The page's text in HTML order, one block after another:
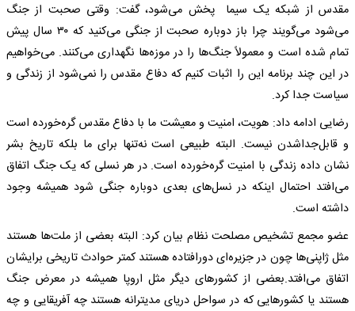
مقدس از شبکه یک سیما پخش می‌شود، گفت: وقتی صحبت از جنگ
می‌شود می‌گویند چرا باز دوباره صحبت از جنگی می‌کنید که ۳۰ سال پیش
تمام شده است و معمولاً جنگ‌ها را در موزه‌ها نگهداری می‌کنند. می‌خواهیم
در این چند برنامه این را اثبات کنیم که دفاع مقدس را نمی‌شود از زندگی و
سیاست جدا کرد.
رضایی ادامه داد: هویت، امنیت و معیشت ما با دفاع مقدس گره‌خورده است
و قابل‌جداشدن نیست. البته طبیعی است نه‌تنها برای ما بلکه تاریخ بشر
نشان داده زندگی با امنیت گره‌خورده است. در هر نسلی که یک جنگ اتفاق
می‌افتد احتمال اینکه در نسل‌های بعدی دوباره جنگی شود همیشه وجود
داشته است.
عضو مجمع تشخیص مصلحت نظام بیان کرد: البته بعضی از ملت‌ها هستند
مثل ژاپنی‌ها چون در جزیره‌ای دورافتاده هستند کمتر حوادث تاریخی برایشان
اتفاق می‌افتد.بعضی از کشورهای دیگر مثل اروپا همیشه در معرض جنگ
هستند یا کشورهایی که در سواحل دریای مدیترانه هستند چه آفریقایی و چه